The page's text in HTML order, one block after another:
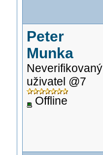
Peter
Munka
Neverifikovaný
uživatel @7
Offline